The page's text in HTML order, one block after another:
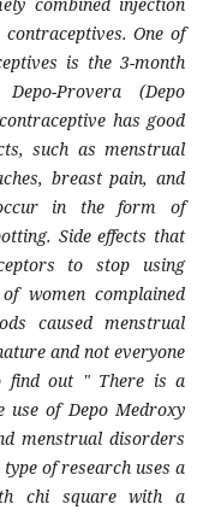
One of
is the 3-month
Provera (Depo
has good
such as menstrual
breast pain, and
in the form of
Side effects that
to stop using
women complained
caused menstrual
and not everyone
find out " There is a
use of Depo Medroxy
menstrual disorders
type of research uses a
chi square with a